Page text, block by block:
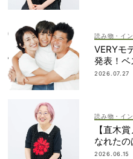
読み物・イ
VERYモ
発表！ベ
簿も大公
2026.07.27
読み物・イ
【直木
なれた
なかった
2026.06.15